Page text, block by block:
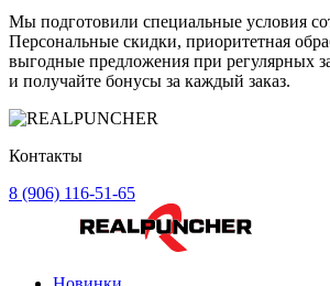
Мы подготовили специальные условия
Персональные скидки, приоритетная
выгодные предложения при регулярных
и получайте бонусы за каждый заказ.
Контакты
8 (906) 116-51-65